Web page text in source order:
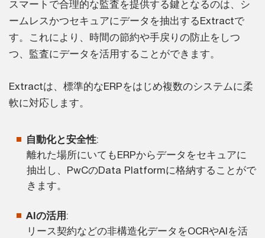
スマートで合理的な監査を提供する鍵となるのは、シ
ームレスかつセキュアにデータを抽出するExtractで
す。これにより、時間の節約や手戻りの防止をしつ
つ、監査にデータを活用することができます。
Extractは、標準的なERPをはじめ複数のシステムに柔
軟に対応します。
自動化と安全性:
離れた場所にいてもERPからデータをセキュアに
抽出し、PwCのData Platformに格納することがで
きます。
AIの活用 :
リース契約などの非構造化データをOCRやAIを活